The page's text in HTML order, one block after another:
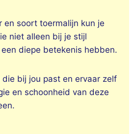
en soort toermalijn kun je
niet alleen bij je stijl
diepe betekenis hebben.
bij jou past en ervaar zelf
en schoonheid van deze